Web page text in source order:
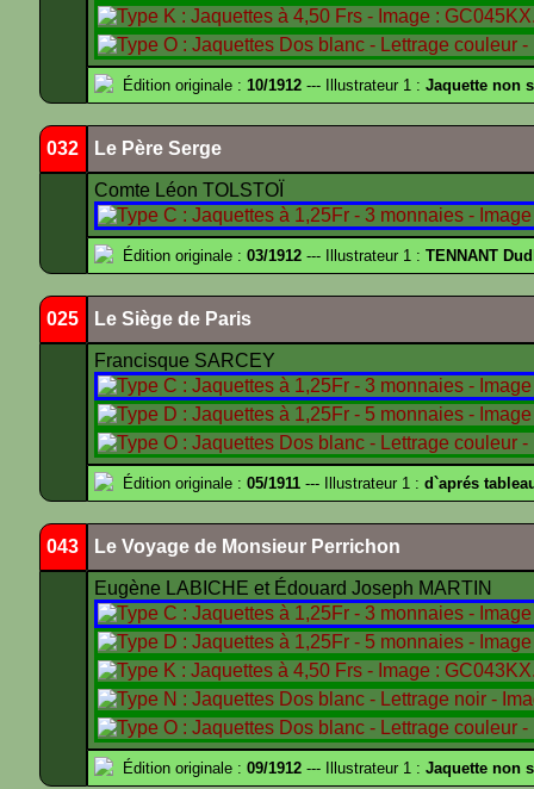
Édition originale : 10/1912 --- Illustrateur 1 : Jaquette non
032 Le Père Serge
Comte Léon TOLSTOÏ
Édition originale : 03/1912 --- Illustrateur 1 : TENNANT
025 Le Siège de Paris
Francisque SARCEY
Édition originale : 05/1911 --- Illustrateur 1 : d`aprés
043 Le Voyage de Monsieur Perrichon
Eugène LABICHE et Édouard Joseph MARTIN
Édition originale : 09/1912 --- Illustrateur 1 : Jaquette non